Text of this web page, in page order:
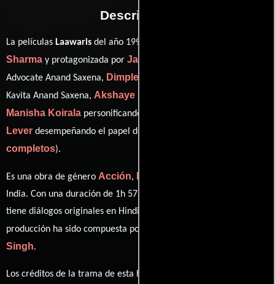
Descripción
La películas Laawaris del año 1999, está dirigida por
Sharma y protagonizada por Jackie Shroff
Advocate Anand Saxena, Dimple Kapadia
Kavita Anand Saxena, Akshaye Khanna
Manisha Koirala personificando a Anshu Mehra y
Lever desempeñando el papel de Gaflet (
completos).
Es una obra de género Acción,
India. Con una duración de 1h 57m (117 minutos), esta película
tiene diálogos originales en Hindi
producción ha sido compuesta por
Singh.
Los créditos de la trama de esta historia están divididos entre